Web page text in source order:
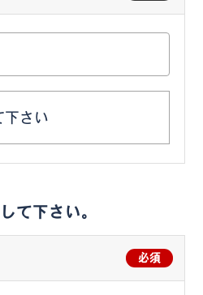
て下さい。
必須